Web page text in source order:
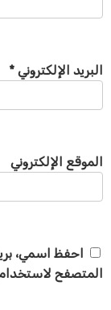
البريد الإلكتروني *
الموقع الإلكتروني
احفظ اسمي،
المتصفح